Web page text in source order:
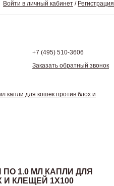
Войти в личный кабинет / Регистрация
+7 (495) 510-3606
Заказать обратный звонок
капли для кошек против блох и
1.0 МЛ КАПЛИ ДЛЯ
КЛЕЩЕЙ 1Х100